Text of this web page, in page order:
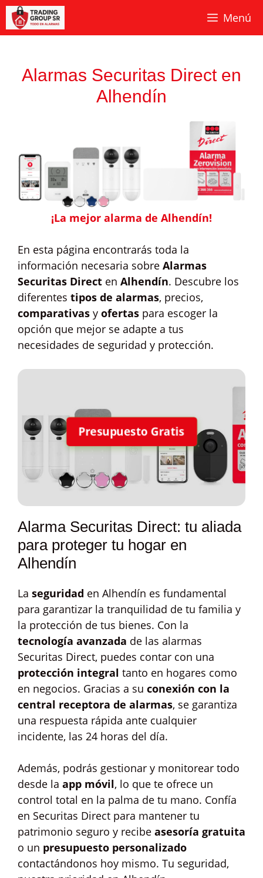
Saltar
contenido
Menú
Alarmas Securitas Direct en
Alhendín
¡La mejor alarma de Alhendín!
En esta página encontrarás toda la
información necesaria sobre Alarmas
Securitas Direct en Alhendín. Descubre los
diferentes tipos de alarmas, precios,
comparativas y ofertas para escoger la
opción que mejor se adapte a tus
necesidades de seguridad y protección.
Presupuesto Gratis
Alarma Securitas Direct: tu aliada
para proteger tu hogar en
Alhendín
La seguridad en Alhendín es fundamental
para garantizar la tranquilidad de tu familia y
la protección de tus bienes. Con la
tecnología avanzada de las alarmas
Securitas Direct, puedes contar con una
protección integral tanto en hogares como
en negocios. Gracias a su conexión con la
central receptora de alarmas, se garantiza
una respuesta rápida ante cualquier
incidente, las 24 horas del día.
Además, podrás gestionar y monitorear todo
desde la app móvil, lo que te ofrece un
control total en la palma de tu mano. Confía
en Securitas Direct para mantener tu
patrimonio seguro y recibe asesoría gratuita
o un presupuesto personalizado
contactándonos hoy mismo. Tu seguridad,